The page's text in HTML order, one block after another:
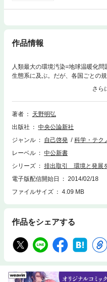
作品情報
人類最大の環境汚染=地球温暖化
生態系に及ぶ。だが、各国ごとの
では、このグローバルな環境問題
地球の大気という公共的資源を守
はどうすべきか。近年誕生した「
で導入が進む制度を紹介し、今後
著者
天野明弘
出版社
中央公論新社
ジャンル
自己啓発
科学・テク
レーベル
中公新書
シリーズ
排出取引 環境と発展
電子版配信開始日
2014/02/18
ファイルサイズ
4.09 MB
作品をシェアする